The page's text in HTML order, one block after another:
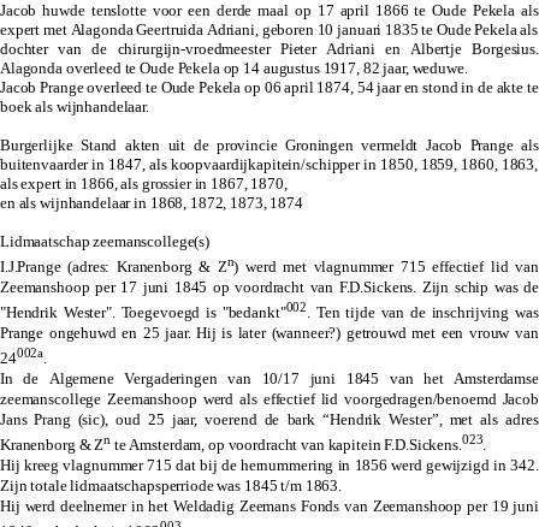
Jacob huwde tenslotte voor een derde maal op 17 april 1866 te Oude Pekela als
expert met Alagonda Geertruida Adriani, geboren 10 januari 1835 te Oude Pekela als
dochter van de chirurgijn-vroedmeester Pieter Adriani en Albertje Borgesius.
Alagonda overleed te Oude Pekela op 14 augustus 1917, 82 jaar, weduwe.
Jacob Prange overleed te Oude Pekela op 06 april 1874, 54 jaar en stond in de akte te
boek als wijnhandelaar.
Burgerlijke Stand akten uit de provincie Groningen vermeldt Jacob Prange als
buitenvaarder in 1847, als koopvaardijkapitein/schipper in 1850, 1859, 1860, 1863,
als expert in 1866, als grossier in 1867, 1870,
en als wijnhandelaar in 1868, 1872, 1873, 1874
Lidmaatschap zeemanscollege(s)
I.J.Prange (adres: Kranenborg & Zn) werd met vlagnummer 715 effectief lid van
Zeemanshoop per 17 juni 1845 op voordracht van F.D.Sickens. Zijn schip was de
"Hendrik Wester". Toegevoegd is "bedankt"002. Ten tijde van de inschrijving was
Prange ongehuwd en 25 jaar. Hij is later (wanneer?) getrouwd met een vrouw van
24002a.
In de Algemene Vergaderingen van 10/17 juni 1845 van het Amsterdamse
zeemanscollege Zeemanshoop werd als effectief lid voorgedragen/benoemd Jacob
Jans Prang (sic), oud 25 jaar, voerend de bark “Hendrik Wester”, met als adres
Kranenborg & Znte Amsterdam, op voordracht van kapitein F.D.Sickens.023.
Hij kreeg vlagnummer 715 dat bij de hernummering in 1856 werd gewijzigd in 342.
Zijn totale lidmaatschapsperriode was 1845 t/m 1863.
Hij werd deelnemer in het Weldadig Zeemans Fonds van Zeemanshoop per 19 juni